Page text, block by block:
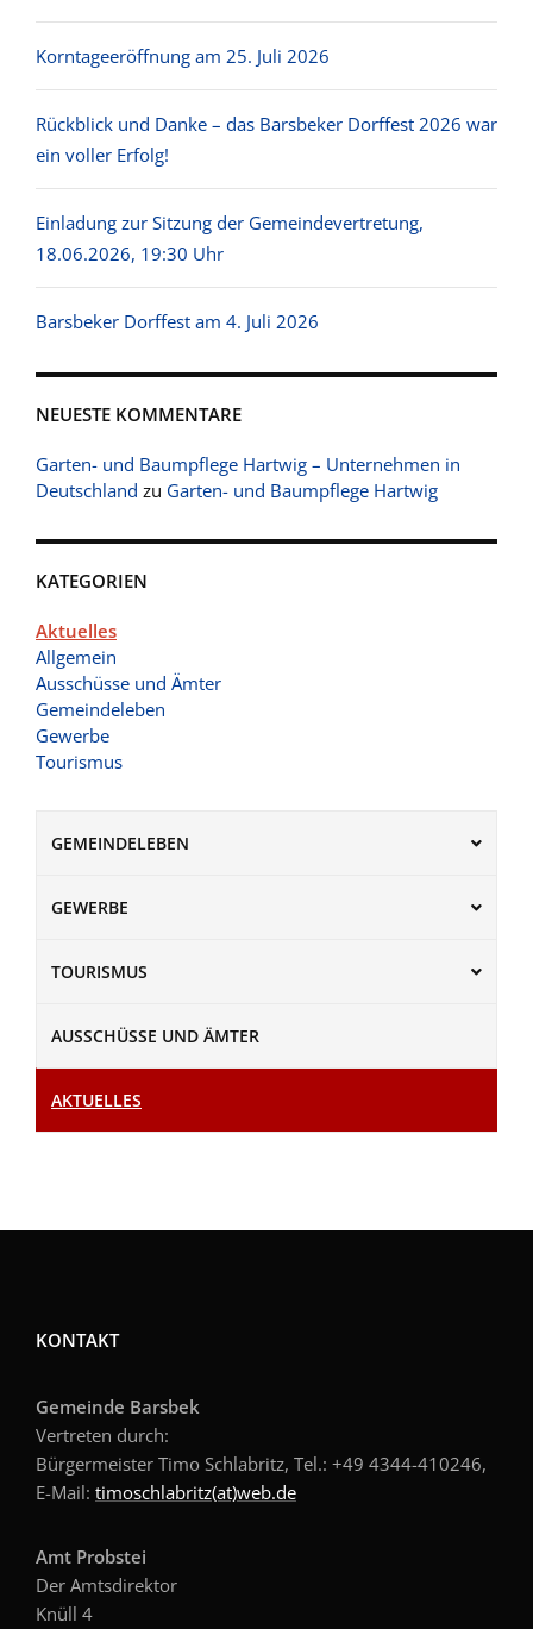
Korntageeröffnung am 25. Juli 2026
Rückblick und Danke – das Barsbeker Dorffest 2026 war
ein voller Erfolg!
Einladung zur Sitzung der Gemeindevertretung,
18.06.2026, 19:30 Uhr
Barsbeker Dorffest am 4. Juli 2026
NEUESTE KOMMENTARE
Garten- und Baumpflege Hartwig – Unternehmen in
Deutschland zu Garten- und Baumpflege Hartwig
KATEGORIEN
Aktuelles
Allgemein
Ausschüsse und Ämter
Gemeindeleben
Gewerbe
Tourismus
GEMEINDELEBEN
GEWERBE
TOURISMUS
AUSSCHÜSSE UND ÄMTER
AKTUELLES
KONTAKT
Gemeinde Barsbek
Vertreten durch:
Bürgermeister Timo Schlabritz, Tel.: +49 4344-410246,
E-Mail: timoschlabritz(at)web.de
Amt Probstei
Der Amtsdirektor
Knüll 4